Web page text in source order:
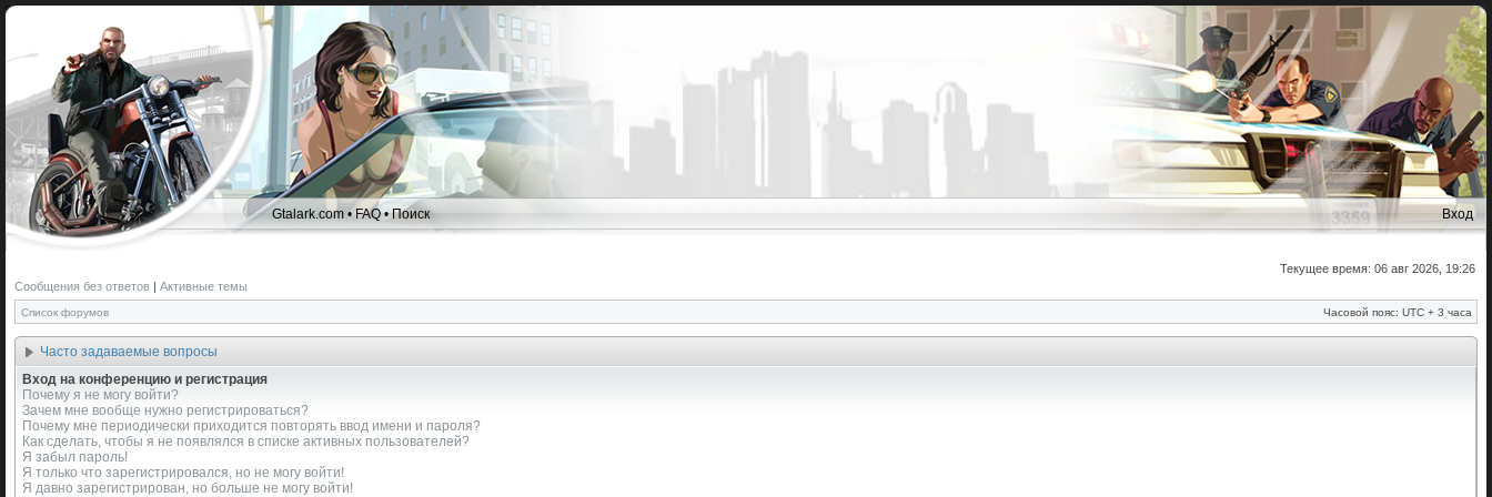
Gtalark.com •FAQ•Поиск Вход
Текущее время: 06 авг 2026, 19:26
Сообщения без ответов | Активные темы
Список форумов Часовой пояс: UTC + 3 часа
Часто задаваемые вопросы
Вход на конференцию и регистрация
Почему я не могу войти?
Зачем мне вообще нужно регистрироваться?
Почему мне периодически приходится повторять ввод имени и пароля?
Как сделать, чтобы я не появлялся в списке активных пользователей?
Я забыл пароль!
Я только что зарегистрировался, но не могу войти!
Я давно зарегистрирован, но больше не могу войти!